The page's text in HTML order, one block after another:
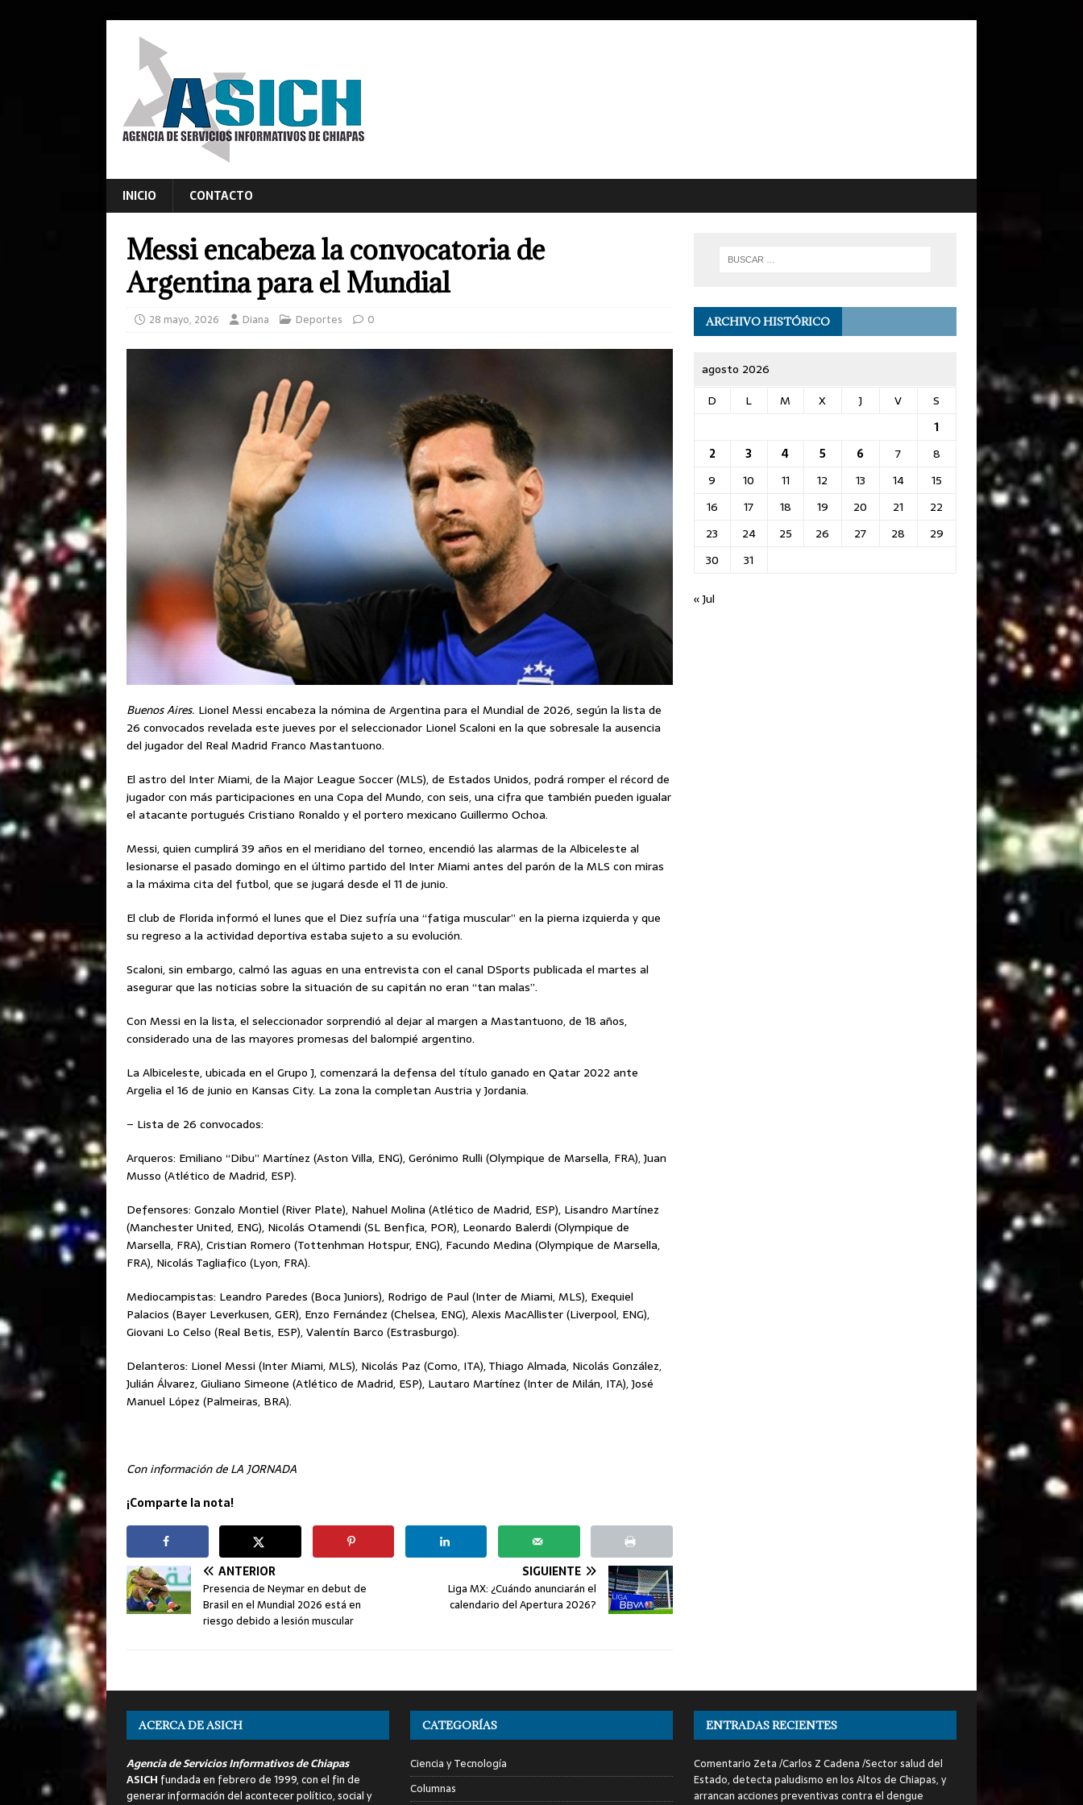
INICIO CONTACTO
Messi encabeza la convocatoria de
Argentina para el Mundial
28 mayo, 2026 Diana Deportes 0
Buenos Aires. Lionel Messi encabeza la nómina de Argentina para el Mundial de 2026, según la lista de
26 convocados revelada este jueves por el seleccionador Lionel Scaloni en la que sobresale la ausencia
del jugador del Real Madrid Franco Mastantuono.
El astro del Inter Miami, de la Major League Soccer (MLS), de Estados Unidos, podrá romper el récord de
jugador con más participaciones en una Copa del Mundo, con seis, una cifra que también pueden igualar
el atacante portugués Cristiano Ronaldo y el portero mexicano Guillermo Ochoa.
Messi, quien cumplirá 39 años en el meridiano del torneo, encendió las alarmas de la Albiceleste al
lesionarse el pasado domingo en el último partido del Inter Miami antes del parón de la MLS con miras
a la máxima cita del futbol, que se jugará desde el 11 de junio.
El club de Florida informó el lunes que el Diez sufría una “fatiga muscular” en la pierna izquierda y que
su regreso a la actividad deportiva estaba sujeto a su evolución.
Scaloni, sin embargo, calmó las aguas en una entrevista con el canal DSports publicada el martes al
asegurar que las noticias sobre la situación de su capitán no eran “tan malas”.
Con Messi en la lista, el seleccionador sorprendió al dejar al margen a Mastantuono, de 18 años,
considerado una de las mayores promesas del balompié argentino.
La Albiceleste, ubicada en el Grupo J, comenzará la defensa del título ganado en Qatar 2022 ante
Argelia el 16 de junio en Kansas City. La zona la completan Austria y Jordania.
– Lista de 26 convocados:
Arqueros: Emiliano “Dibu” Martínez (Aston Villa, ENG), Gerónimo Rulli (Olympique de Marsella, FRA), Juan
Musso (Atlético de Madrid, ESP).
Defensores: Gonzalo Montiel (River Plate), Nahuel Molina (Atlético de Madrid, ESP), Lisandro Martínez
(Manchester United, ENG), Nicolás Otamendi (SL Benfica, POR), Leonardo Balerdi (Olympique de
Marsella, FRA), Cristian Romero (Tottenhman Hotspur, ENG), Facundo Medina (Olympique de Marsella,
FRA), Nicolás Tagliafico (Lyon, FRA).
Mediocampistas: Leandro Paredes (Boca Juniors), Rodrigo de Paul (Inter de Miami, MLS), Exequiel
Palacios (Bayer Leverkusen, GER), Enzo Fernández (Chelsea, ENG), Alexis MacAllister (Liverpool, ENG),
Giovani Lo Celso (Real Betis, ESP), Valentín Barco (Estrasburgo).
Delanteros: Lionel Messi (Inter Miami, MLS), Nicolás Paz (Como, ITA), Thiago Almada, Nicolás González,
Julián Álvarez, Giuliano Simeone (Atlético de Madrid, ESP), Lautaro Martínez (Inter de Milán, ITA), José
Manuel López (Palmeiras, BRA).
Con información de LA JORNADA
¡Comparte la nota!
ANTERIOR
Presencia de Neymar en debut de
Brasil en el Mundial 2026 está en
riesgo debido a lesión muscular
SIGUIENTE
Liga MX: ¿Cuándo anunciarán el
calendario del Apertura 2026?
ARCHIVO HISTÓRICO
agosto 2026
D
L M X J V
S
1
2
3 4 5 6 7
8
9
10 11 12 13 14
15
16
17 18 19 20 21
22
23
24 25 26 27 28
29
30
31
« Jul
ACERCA DE ASICH
Agencia de Servicios Informativos de Chiapas
ASICH fundada en febrero de 1999, con el fin de
generar información del acontecer político, social y
CATEGORÍAS
Ciencia y Tecnología
Columnas
ENTRADAS RECIENTES
Comentario Zeta /Carlos Z Cadena /Sector salud del
Estado, detecta paludismo en los Altos de Chiapas, y
arrancan acciones preventivas contra el dengue